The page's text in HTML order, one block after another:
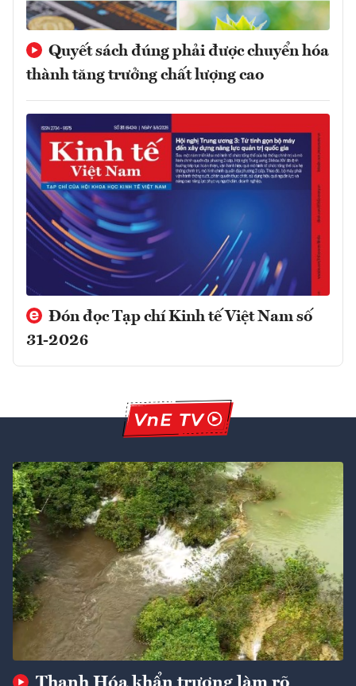
Quyết sách đúng phải được chuyển hóa
thành tăng trưởng chất lượng cao
Đón đọc Tạp chí Kinh tế Việt Nam số
31-2026